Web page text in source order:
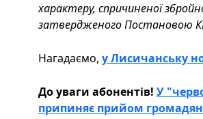
характеру, спричиненої
затвердженого Постановою
Нагадаємо, у Лисичанську
До уваги абонентів! У
припиняє прийом громадян